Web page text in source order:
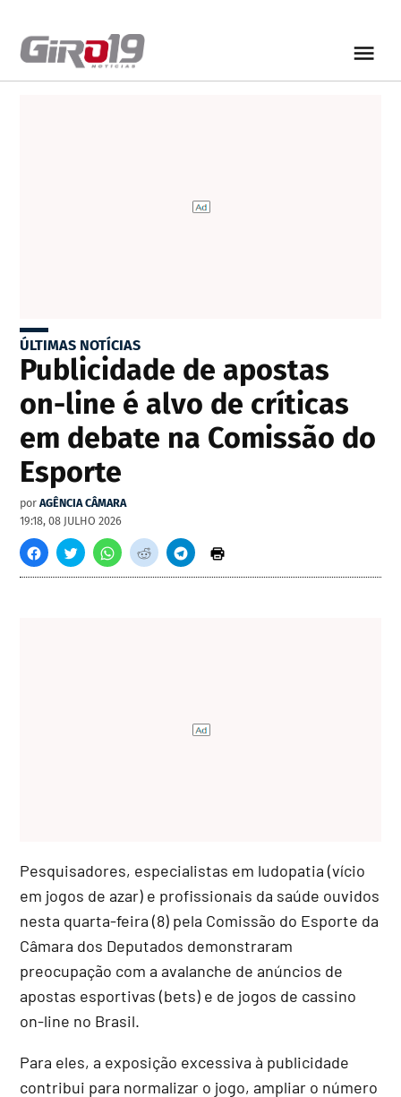
ÚLTIMAS NOTÍCIAS
Publicidade de apostas
on-line é alvo de críticas
em debate na Comissão do
Esporte
por AGÊNCIA CÂMARA
19:18, 08 JULHO 2026
Pesquisadores, especialistas em ludopatia (vício
em jogos de azar) e profissionais da saúde ouvidos
nesta quarta-feira (8) pela Comissão do Esporte da
Câmara dos Deputados demonstraram
preocupação com a avalanche de anúncios de
apostas esportivas (bets) e de jogos de cassino
on-line no Brasil.
Para eles, a exposição excessiva à publicidade
contribui para normalizar o jogo, ampliar o número